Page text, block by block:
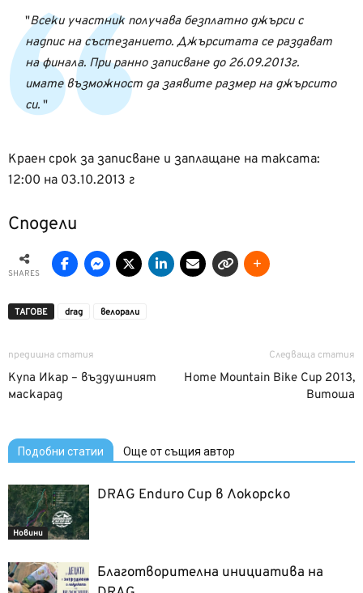
Всеки участник получава безплатно джърси с
надпис на състезанието. Джърситата се раздават
на финала. При ранно записване до 26.09.2013г.
имате възможност да заявите размер на джърсито
си.
Краен срок за записване и заплащане на таксата:
12:00 на 03.10.2013 г
Сподели
SHARES
ТАГОВЕ drag велорали
предишна статия
Купа Икар – въздушният
маскарад
Следваща статия
Home Mountain Bike Cup 2013,
Витоша
Подобни статии Още от същия автор
Новини
DRAG Enduro Cup в Локорско
Благотворителна инициатива на